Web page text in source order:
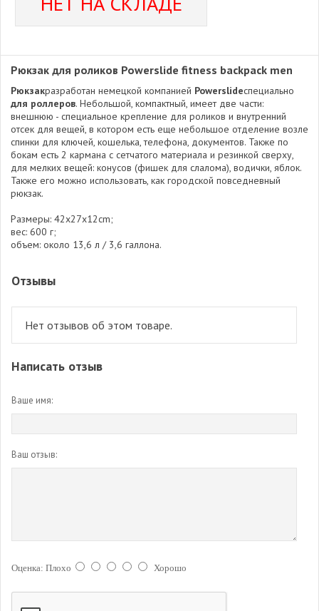
Рюкзак для роликов Powerslide fitness backpack men
Рюкзакразработан немецкой компанией Powerslideспециально
для роллеров. Небольшой, компактный, имеет две части:
внешнюю - специальное крепление для роликов и внутренний
отсек для вещей, в котором есть еще небольшое отделение возле
спинки для ключей, кошелька, телефона, документов. Также по
бокам есть 2 кармана с сетчатого материала и резинкой сверху,
для мелких вещей: конусов (фишек для слалома), водички, яблок.
Также его можно использовать, как городской повседневный
рюкзак.
Размеры: 42x27x12cm;
вес: 600 г;
объем: около 13,6 л / 3,6 галлона.
Отзывы
Нет отзывов об этом товаре.
Написать отзыв
Ваше имя:
Ваш отзыв:
Оценка: Плохо Хорошо